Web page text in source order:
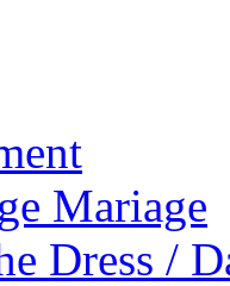
Mariage
Dress /